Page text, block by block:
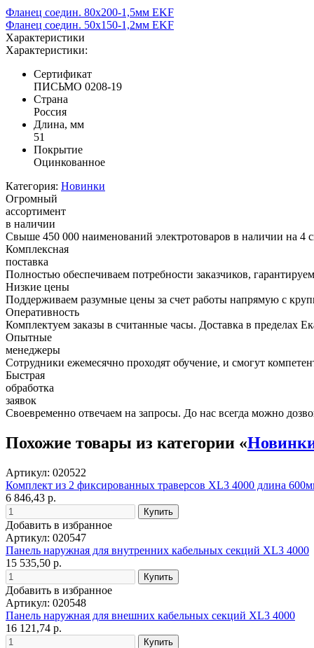
Фланец соедин. 80x200-1,5мм EKF
Фланец соедин. 50x150-1,2мм EKF
Характеристики
Характеристики:
Сертификат
ПИСЬМО 0208-19
Страна
Россия
Длина, мм
51
Покрытие
Оцинкованное
Категория: Новинки
Огромный
ассортимент
в наличии
Свыше 450 000 наименований электротоваров в наличии на 4
Комплексная
поставка
Полностью обеспечиваем потребности заказчиков,
Низкие цены
Поддерживаем разумные цены за счет работы напрямую с
Оперативность
Комплектуем заказы в считанные часы. Доставка в пределах
Опытные
менеджеры
Сотрудники ежемесячно проходят обучение, и смогут
Быстрая
обработка
заявок
Своевременно отвечаем на запросы. До нас всегда можно
Похожие товары из категории «
Артикул: 020522
Комплект из 2 фиксированных траверсов XL3 4000 длина
6 846,43 р.
Добавить в избранное
Артикул: 020547
Панель наружная для внутренних кабельных секций XL3 4000
15 535,50 р.
Добавить в избранное
Артикул: 020548
Панель наружная для внешних кабельных секций XL3 4000
16 121,74 р.